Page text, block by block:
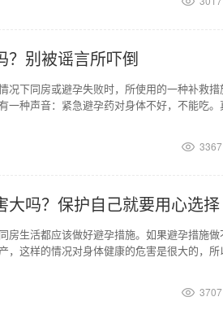
？别被谣言所吓倒
况下同房或避孕失败时，所使用的一种补救
一种声音：紧急避孕药对身体不好，不能吃
3367
大吗？保护自己就要用心选择
房生活都应该做好避孕措施。如果避孕措施做
，这样的情况对身体健康的危害是很大的，
3707